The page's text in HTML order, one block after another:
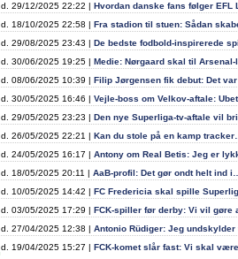
d. 29/12/2025 22:22 | Hvordan danske fans følger EFL
d. 18/10/2025 22:58 | Fra stadion til stuen: Sådan
d. 29/08/2025 23:43 | De bedste fodbold-inspirerede
d. 30/06/2025 19:25 | Medie: Nørgaard skal til
d. 08/06/2025 10:39 | Filip Jørgensen fik debut: Det
d. 30/05/2025 16:46 | Vejle-boss om Velkov-aftale:
d. 29/05/2025 23:23 | Den nye Superliga-tv-aftale vil
d. 26/05/2025 22:21 | Kan du stole på en kamp tracker…
d. 24/05/2025 16:17 | Antony om Real Betis: Jeg er
d. 18/05/2025 20:11 | AaB-profil: Det gør ondt helt ind i…
d. 10/05/2025 14:42 | FC Fredericia skal spille
d. 03/05/2025 17:29 | FCK-spiller før derby: Vi vil gøre
d. 27/04/2025 12:38 | Antonio Rüdiger: Jeg undskylder
d. 19/04/2025 15:27 | FCK-komet slår fast: Vi skal